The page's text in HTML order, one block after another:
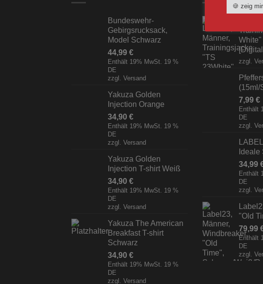
Bundeswehr-
Gebirgsrucksack,
Model Schwarz
44,99 €
Enthält 19% MwSt. 19 %
DE
zzgl. Versand
Yakuza Golden
Injection Orange
34,90 €
Enthält 19% MwSt. 19 %
DE
zzgl. Versand
Yakuza Golden
Injection T-shirt Weiß
34,90 €
Enthält 19% MwSt. 19 %
DE
zzgl. Versand
Yakuza The American
Breakfast T-shirt
Schwarz
34,90 €
Enthält 19% MwSt. 19 %
DE
zzgl. Versand
zzgl.
(15ml/
7,99 €
Enthält
DE
zzgl.
Ideale
34,99
Enthält
DE
zzgl.
"Old
79,99
Enthält
DE
zzgl.
🍪 zeig